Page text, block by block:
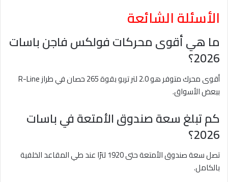
الأسئلة الشائعة
ما هي أقوى محركات فولكس فاجن باسات
2026؟
أقوى محرك متوفر هو 2.0 لتر تربو بقوة 265 حصان في طراز R-Line
ببعض الأسواق.
كم تبلغ سعة صندوق الأمتعة في باسات
2026؟
تصل سعة صندوق الأمتعة حتى 1920 لترًا عند طي المقاعد الخلفية
بالكامل.